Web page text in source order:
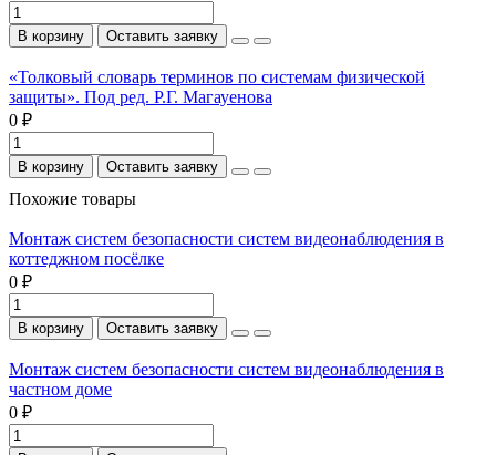
В корзину Оставить заявку
«Толковый словарь терминов по системам физической
защиты». Под ред. Р.Г. Магауенова
0 ₽
В корзину Оставить заявку
Похожие товары
Монтаж систем безопасности систем видеонаблюдения в
коттеджном посёлке
0 ₽
В корзину Оставить заявку
Монтаж систем безопасности систем видеонаблюдения в
частном доме
0 ₽